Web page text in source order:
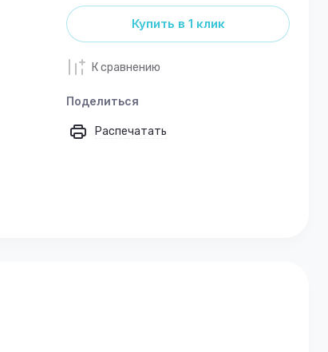
Купить в 1 клик
К сравнению
Поделиться
Распечатать